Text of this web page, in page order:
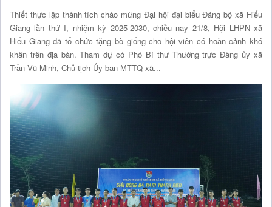
Thiết thực lập thành tích chào mừng Đại hội đại biểu Đảng bộ xã Hiếu
Giang lần thứ I, nhiệm kỳ 2025-2030, chiều nay 21/8, Hội LHPN xã
Hiếu Giang đã tổ chức tặng bò giống cho hội viên có hoàn cảnh khó
khăn trên địa bàn. Tham dự có Phó Bí thư Thường trực Đảng ủy xã
Trần Vũ Minh, Chủ tịch Ủy ban MTTQ xã...